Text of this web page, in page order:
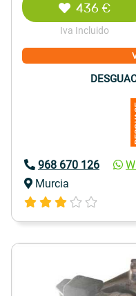
436 €
Iva Incluido
968 670 126
Murcia